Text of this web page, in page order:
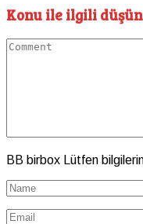
Konu ile ilgili
BB birbox Lütfen